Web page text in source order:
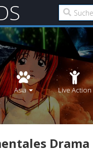
Asia Live Action
Drama